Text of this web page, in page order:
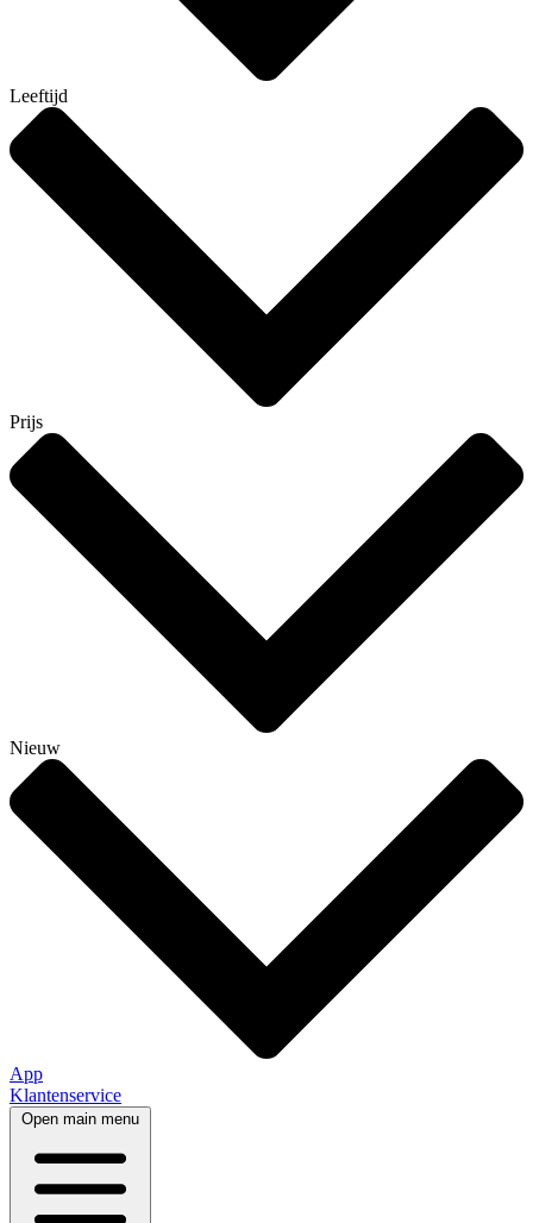
Leeftijd
Prijs
Nieuw
App
Klantenservice
Open main menu